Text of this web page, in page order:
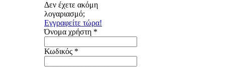
Δεν έχετε ακόμη
λογαριασμό;
Εγγραφείτε τώρα!
Όνομα χρήστη *
Κωδικός *